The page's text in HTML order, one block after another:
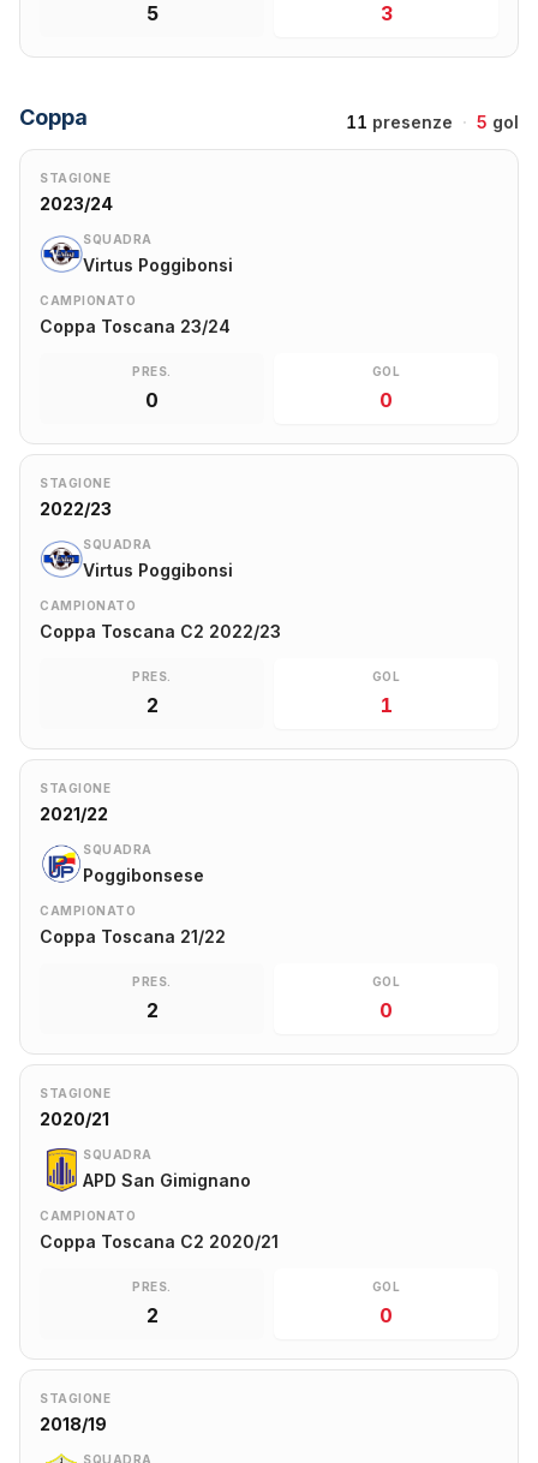
5 3
Coppa 11 presenze · 5 gol
STAGIONE
2023/24
SQUADRA
Virtus Poggibonsi
CAMPIONATO
Coppa Toscana 23/24
PRES.
0
GOL
0
STAGIONE
2022/23
SQUADRA
Virtus Poggibonsi
CAMPIONATO
Coppa Toscana C2 2022/23
PRES.
2
GOL
1
STAGIONE
2021/22
SQUADRA
Poggibonsese
CAMPIONATO
Coppa Toscana 21/22
PRES.
2
GOL
0
STAGIONE
2020/21
SQUADRA
APD San Gimignano
CAMPIONATO
Coppa Toscana C2 2020/21
PRES.
2
GOL
0
STAGIONE
2018/19
SQUADRA